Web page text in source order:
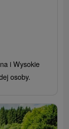
i Wysokie
osoby.